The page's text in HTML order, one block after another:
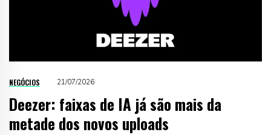
NEGÓCIOS 21/07/2026
Deezer: faixas de IA já são mais da
metade dos novos uploads